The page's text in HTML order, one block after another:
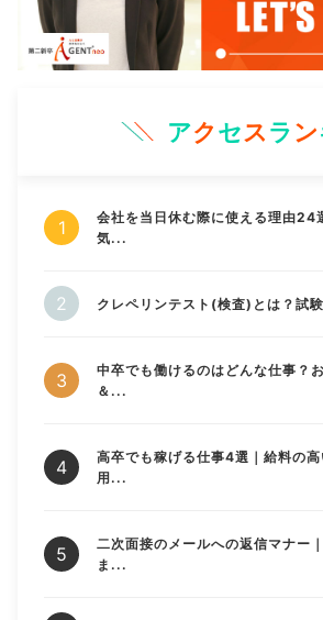
アクセスラン
会社を当日休む際に使える理由24
気...
クレペリンテスト(検査)とは？試
中卒でも働けるのはどんな仕事？
＆...
高卒でも稼げる仕事4選｜給料の
用...
二次面接のメールへの返信マナー
ま...